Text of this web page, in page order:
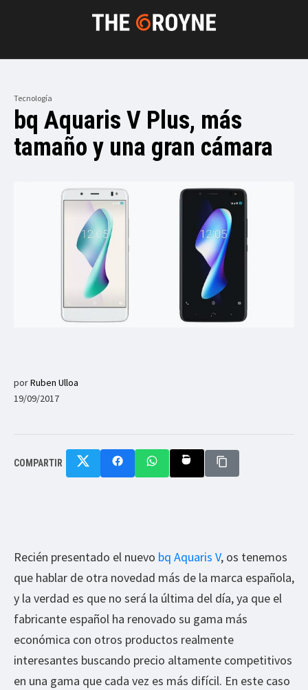
Tecnología
bq Aquaris V Plus, más
tamaño y una gran cámara
porRuben Ulloa
19/09/2017
COMPARTIR
Recién presentado el nuevo bq Aquaris V, os tenemos
que hablar de otra novedad más de la marca española,
y la verdad es que no será la última del día, ya que el
fabricante español ha renovado su gama más
económica con otros productos realmente
interesantes buscando precio altamente competitivos
en una gama que cada vez es más difícil. En este caso